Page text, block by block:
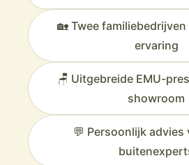
🏡 Twee
ervaring
🪑 Uitgebreide EMU-
showroom
💬 Persoonlijk advies